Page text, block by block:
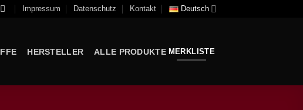
Impressum Datenschutz Kontakt Deutsch
HERSTELLER ALLE PRODUKTE MERKLISTE